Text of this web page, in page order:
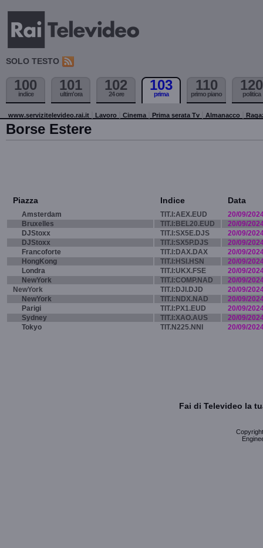
SOLO TESTO
100
indice
101
ultim'ora
102
24 ore
103
prima
110
primo piano
120
politica
www.servizitelevideo.rai.it Lavoro Cinema Prima serata Tv Almanacco
Borse Estere
Piazza Indice Data
Amsterdam TIT.I:AEX.EUD
20/09/
Bruxelles
TIT.I:BEL20.EUD
20/09/
DJStoxx
TIT.I:SX5E.DJS
20/09/
DJStoxx
TIT.I:SX5P.DJS
20/09/
Francoforte
TIT.I:DAX.DAX
20/09/
HongKong
TIT.I:HSI.HSN
20/09/
Londra
TIT.I:UKX.FSE
20/09/
NewYork
TIT.I:COMP.NAD
20/09/
NewYork
TIT.I:DJI.DJD
20/09/
NewYork
TIT.I:NDX.NAD
20/09/
Parigi
TIT.I:PX1.EUD
20/09/
Sydney
TIT.I:XAO.AUS
20/09/
Tokyo
TIT.N225.NNI 20/09/
Fai di Televideo la